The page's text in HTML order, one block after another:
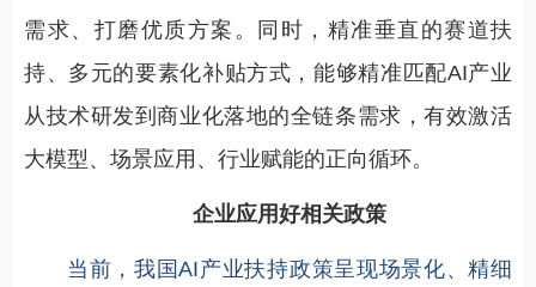
需求、打磨优质方案。同时，精准垂直的赛道扶
持、多元的要素化补贴方式，能够精准匹配AI产业
从技术研发到商业化落地的全链条需求，有效激活
大模型、场景应用、行业赋能的正向循环。
企业应用好相关政策
当前，我国AI产业扶持政策呈现场景化、精细